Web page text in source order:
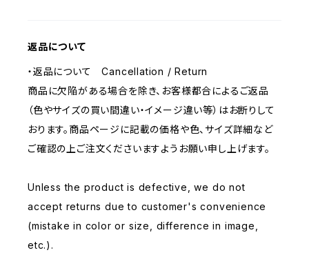
返品について
・返品について Cancellation / Return
商品に欠陥がある場合を除き、お客様都合によるご返品
（色やサイズの買い間違い・イメージ違い等）はお断りして
おります。商品ページに記載の価格や色、サイズ詳細など
ご確認の上ご注文くださいますようお願い申し上げます。
Unless the product is defective, we do not
accept returns due to customer's convenience
(mistake in color or size, difference in image,
etc.).